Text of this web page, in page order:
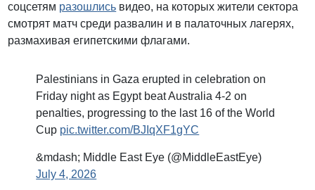
соцсетям разошлись видео, на которых жители сектора
смотрят матч среди развалин и в палаточных лагерях,
размахивая египетскими флагами.
Palestinians in Gaza erupted in celebration on
Friday night as Egypt beat Australia 4-2 on
penalties, progressing to the last 16 of the World
Cup pic.twitter.com/BJIqXF1gYC
&mdash; Middle East Eye (@MiddleEastEye)
July 4, 2026